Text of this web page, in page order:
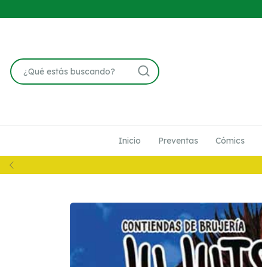
Inicio Preventas Cómics